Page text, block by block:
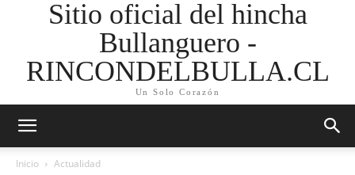
Sitio oficial del hincha
Bullanguero -
RINCONDELBULLA.CL
Un Solo Corazón
Inicio Actualidad